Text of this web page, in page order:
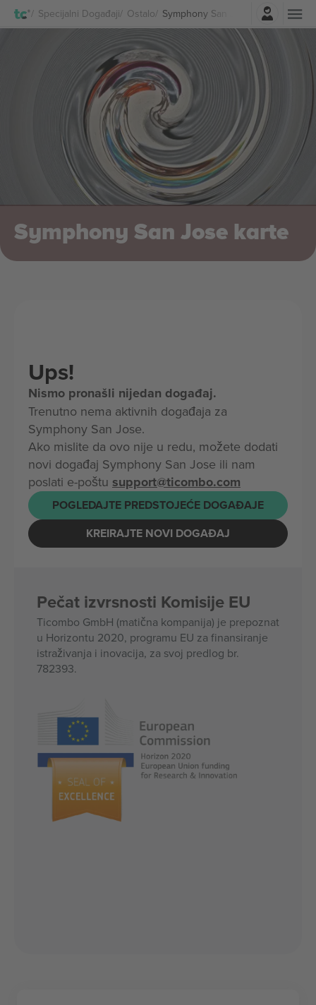
Specijalni Događaji Ostalo Symphony San Jose Karte
Najavite se
Symphony San Jose karte
Ups!
Nismo pronašli nijedan događaj.
Trenutno nema aktivnih događaja za
Symphony San Jose.
Ako mislite da ovo nije u redu, možete dodati
novi događaj Symphony San Jose ili nam
poslati e-poštu support@ticombo.com
POGLEDAJTE PREDSTOJEĆE DOGAĐAJE
KREIRAJTE NOVI DOGAĐAJ
Pečat izvrsnosti Komisije EU
Ticombo GmbH (matična kompanija) je prepoznat
u Horizontu 2020, programu EU za finansiranje
istraživanja i inovacija, za svoj predlog br.
782393.